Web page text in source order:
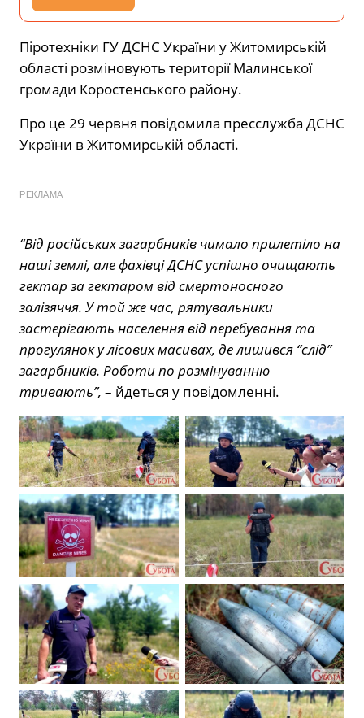
Піротехніки ГУ ДСНС України у Житомирській
області розміновують території Малинської
громади Коростенського району.
Про це 29 червня повідомила пресслужба ДСНС
України в Житомирській області.
РЕКЛАМА
“Від російських загарбників чимало прилетіло на
наші землі, але фахівці ДСНС успішно очищають
гектар за гектаром від смертоносного
залізяччя. У той же час, рятувальники
застерігають населення від перебування та
прогулянок у лісових масивах, де лишився “слід”
загарбників. Роботи по розмінуванню
тривають”, – йдеться у повідомленні.